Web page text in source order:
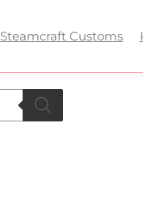
Steamcraft Customs